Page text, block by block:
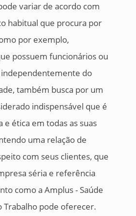
variar de acordo com
habitual que procura por
por exemplo,
possuem funcionários ou
do
também busca por um
indispensável que é
e ética em todas as suas
uma relação de
com seus clientes, que
séria e referência
como a Amplus - Saúde
Trabalho pode oferecer.